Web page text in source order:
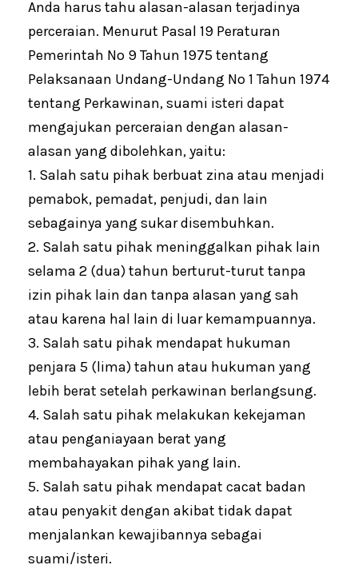
Anda harus tahu alasan-alasan terjadinya
perceraian. Menurut Pasal 19 Peraturan
Pemerintah No 9 Tahun 1975 tentang
Pelaksanaan Undang-Undang No 1 Tahun 1974
tentang Perkawinan, suami isteri dapat
mengajukan perceraian dengan alasan-
alasan yang dibolehkan, yaitu:
1. Salah satu pihak berbuat zina atau menjadi
pemabok, pemadat, penjudi, dan lain
sebagainya yang sukar disembuhkan.
2. Salah satu pihak meninggalkan pihak lain
selama 2 (dua) tahun berturut-turut tanpa
izin pihak lain dan tanpa alasan yang sah
atau karena hal lain di luar kemampuannya.
3. Salah satu pihak mendapat hukuman
penjara 5 (lima) tahun atau hukuman yang
lebih berat setelah perkawinan berlangsung.
4. Salah satu pihak melakukan kekejaman
atau penganiayaan berat yang
membahayakan pihak yang lain.
5. Salah satu pihak mendapat cacat badan
atau penyakit dengan akibat tidak dapat
menjalankan kewajibannya sebagai
suami/isteri.